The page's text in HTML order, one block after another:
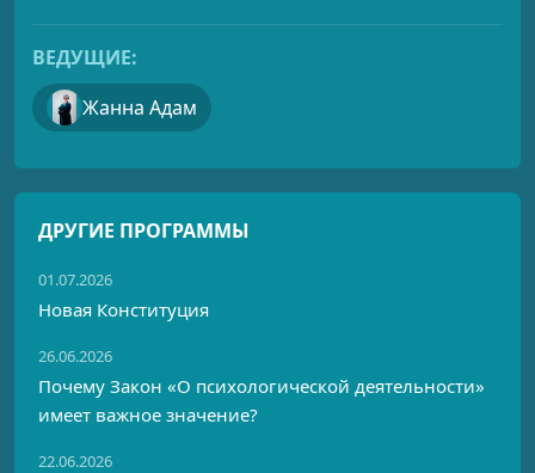
ВЕДУЩИЕ:
Жанна Адам
ДРУГИЕ ПРОГРАММЫ
01.07.2026
Новая Конституция
26.06.2026
Почему Закон «О психологической деятельности»
имеет важное значение?
22.06.2026